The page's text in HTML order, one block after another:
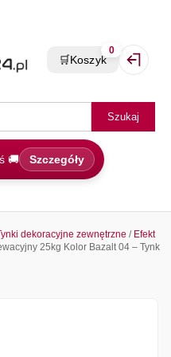
Szukaj
🚚 Szczegóły
🛒Koszyk
0
dekoracyjne zewnętrzne / Efekt
25kg Kolor Bazalt 04 – Tynk